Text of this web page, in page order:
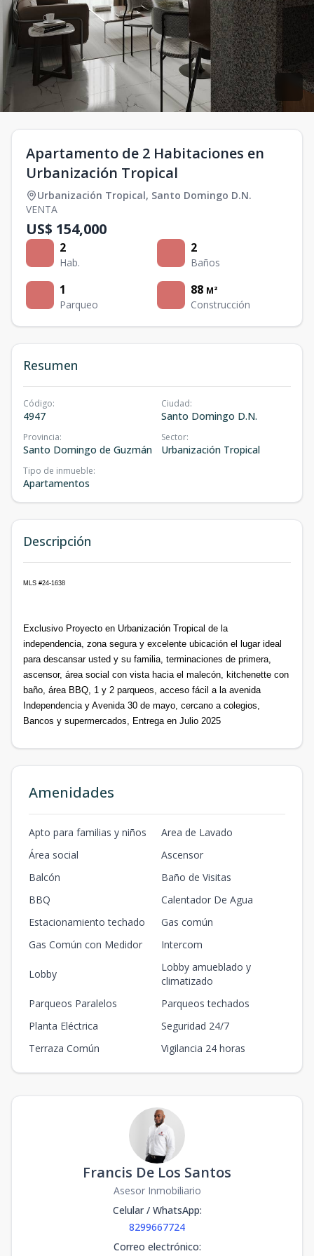
Apartamento de 2 Habitaciones en
Urbanización Tropical
Urbanización Tropical, Santo Domingo D.N.
VENTA
US$ 154,000
2
Hab.
2
Baños
1
Parqueo
88 M²
Construcción
Resumen
Código:
4947
Ciudad:
Santo Domingo D.N.
Provincia:
Santo Domingo de Guzmán
Sector:
Urbanización Tropical
Tipo de inmueble:
Apartamentos
Descripción
MLS #24-1638
Exclusivo Proyecto en Urbanización Tropical de la
independencia, zona segura y excelente ubicación el lugar ideal
para descansar usted y su familia, terminaciones de primera,
ascensor, área social con vista hacia el malecón, kitchenette con
baño, área BBQ, 1 y 2 parqueos, acceso fácil a la avenida
Independencia y Avenida 30 de mayo, cercano a colegios,
Bancos y supermercados, Entrega en Julio 2025
Amenidades
Apto para familias y niños
Area de Lavado
Área social
Ascensor
Balcón
Baño de Visitas
BBQ
Calentador De Agua
Estacionamiento techado
Gas común
Gas Común con Medidor
Intercom
Lobby
Lobby amueblado y
climatizado
Parqueos Paralelos
Parqueos techados
Planta Eléctrica
Seguridad 24/7
Terraza Común
Vigilancia 24 horas
Francis De Los Santos
Asesor Inmobiliario
Celular / WhatsApp:
8299667724
Correo electrónico: